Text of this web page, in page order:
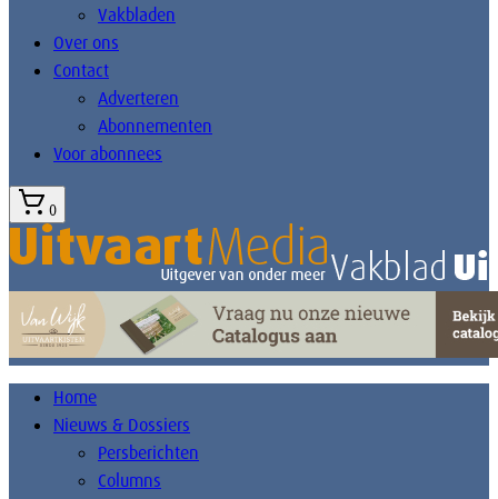
Vakbladen
Over ons
Contact
Adverteren
Abonnementen
Voor abonnees
0
Home
Nieuws & Dossiers
Persberichten
Columns